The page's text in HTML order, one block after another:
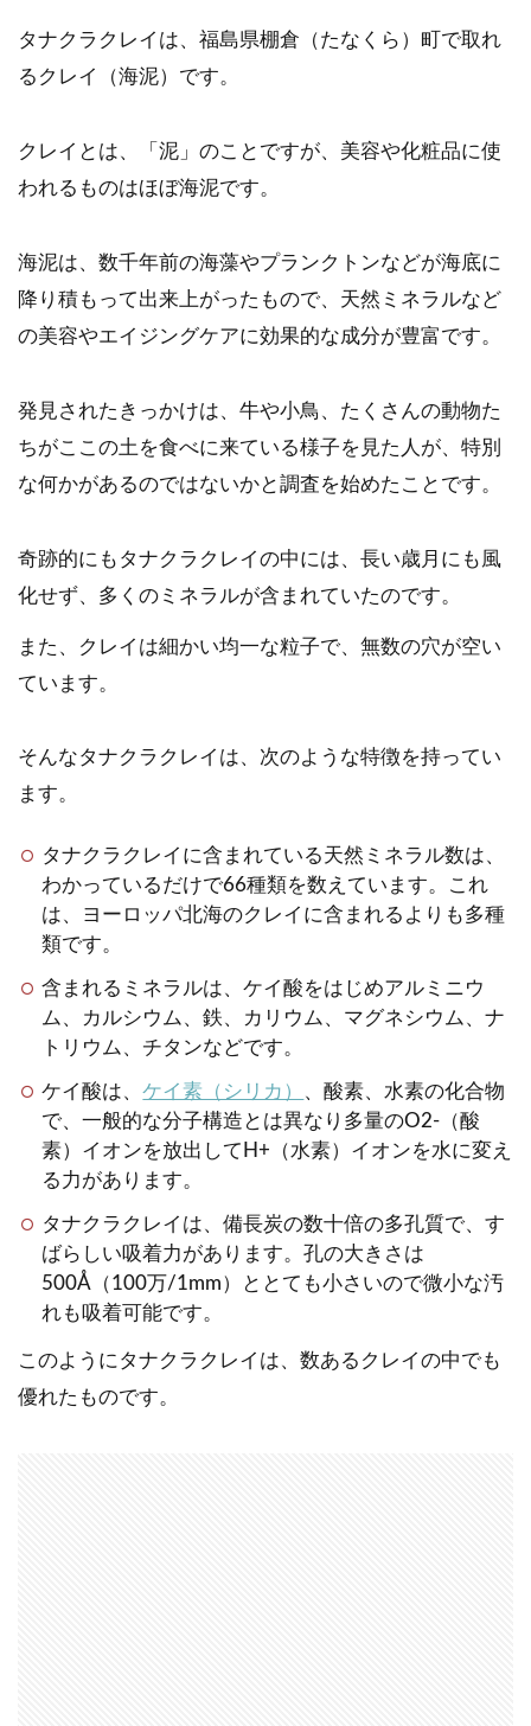
タナクラクレイは、福島県棚倉（たなくら）町で取れ
るクレイ（海泥）です。
クレイとは、「泥」のことですが、美容や化粧品に使
われるものはほぼ海泥です。
海泥は、数千年前の海藻やプランクトンなどが海底に
降り積もって出来上がったもので、天然ミネラルなど
の美容やエイジングケアに効果的な成分が豊富です。
発見されたきっかけは、牛や小鳥、たくさんの動物た
ちがここの土を食べに来ている様子を見た人が、特別
な何かがあるのではないかと調査を始めたことです。
奇跡的にもタナクラクレイの中には、長い歳月にも風
化せず、多くのミネラルが含まれていたのです。
また、クレイは細かい均一な粒子で、無数の穴が空い
ています。
そんなタナクラクレイは、次のような特徴を持ってい
ます。
タナクラクレイに含まれている天然ミネラル数は、
わかっているだけで66種類を数えています。これ
は、ヨーロッパ北海のクレイに含まれるよりも多種
類です。
含まれるミネラルは、ケイ酸をはじめアルミニウ
ム、カルシウム、鉄、カリウム、マグネシウム、ナ
トリウム、チタンなどです。
ケイ酸は、ケイ素（シリカ） 、酸素、水素の化合物
で、一般的な分子構造とは異なり多量のO2-（酸
素）イオンを放出してH+（水素）イオンを水に変え
る力があります。
タナクラクレイは、備長炭の数十倍の多孔質で、す
ばらしい吸着力があります。孔の大きさは
500Å（100万/1mm）ととても小さいので微小な汚
れも吸着可能です。
このようにタナクラクレイは、数あるクレイの中でも
優れたものです。